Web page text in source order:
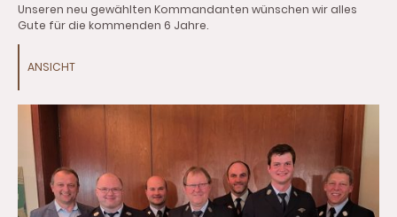
Unseren neu gewählten Kommandanten wünschen wir alles
Gute für die kommenden 6 Jahre.
ANSICHT